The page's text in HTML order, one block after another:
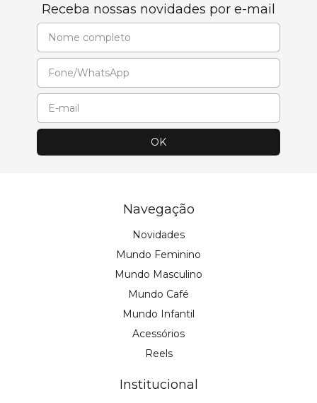
Receba nossas novidades por e-mail
Navegação
Novidades
Mundo Feminino
Mundo Masculino
Mundo Café
Mundo Infantil
Acessórios
Reels
Institucional